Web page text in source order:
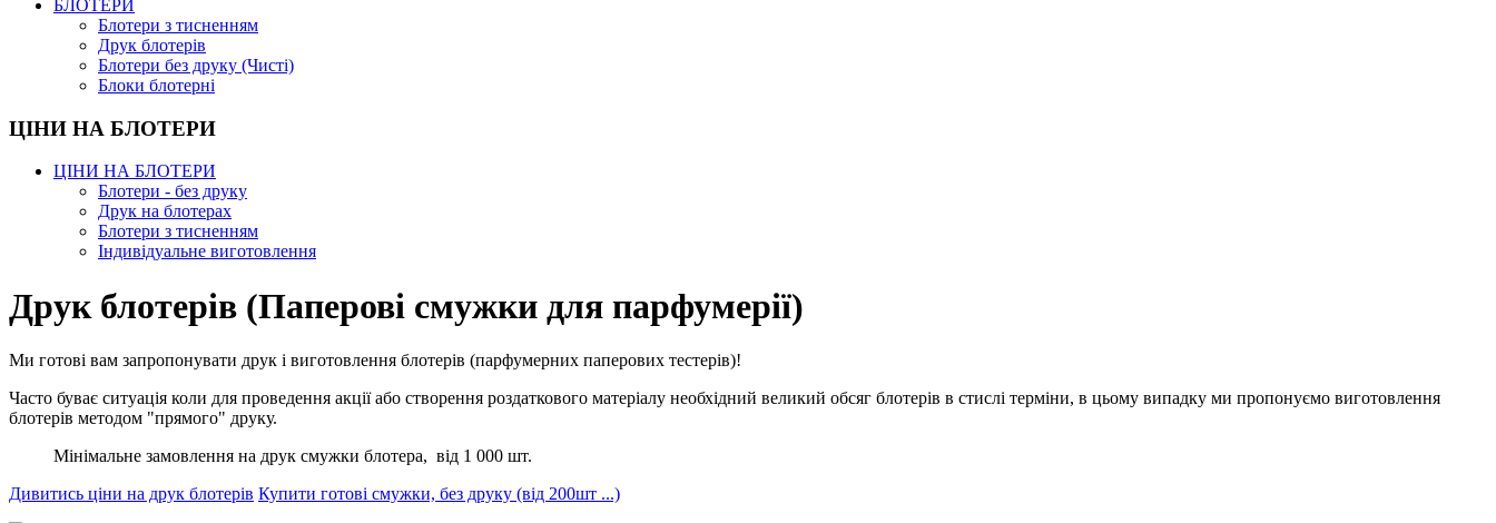
БЛОТЕРИ
Блотери з тисненням
Друк блотерів
Блотери без друку (Чисті)
Блоки блотерні
ЦІНИ НА БЛОТЕРИ
ЦІНИ НА БЛОТЕРИ
Блотери - без друку
Друк на блотерах
Блотери з тисненням
Індивідуальне виготовлення
Друк блотерів (Паперові смужки для парфумерії)
Ми готові вам запропонувати друк і виготовлення блотерів (парфумерних паперових тестерів)!
Часто буває ситуація коли для проведення акції або створення роздаткового матеріалу необхідний великий обсяг блотерів в стислі терміни, в цьому випадку ми пропонуємо виготовлення
блотерів методом "прямого" друку.
Мінімальне замовлення на друк смужки блотера, від 1 000 шт.
Дивитись ціни на друк блотерів Купити готові смужки, без друку (від 200шт ...)